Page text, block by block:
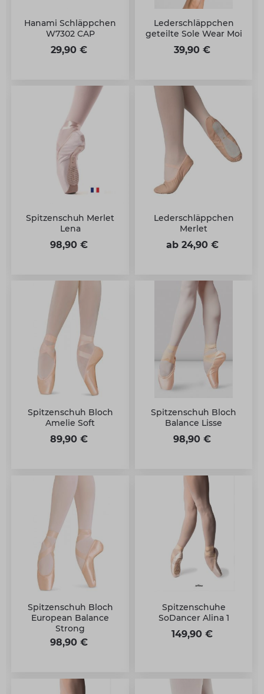
Hanami Schläppchen
W7302 CAP
29,90 €
Lederschläppchen
geteilte Sole Wear Moi
39,90 €
Spitzenschuh Merlet
Lena
98,90 €
Lederschläppchen
Merlet
ab 24,90 €
Spitzenschuh Bloch
Amelie Soft
89,90 €
Spitzenschuh Bloch
Balance Lisse
98,90 €
Spitzenschuh Bloch
European Balance
Strong
98,90 €
Spitzenschuhe
SoDancer Alina 1
149,90 €